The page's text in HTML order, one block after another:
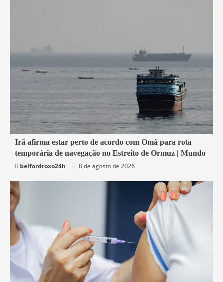
1 min read
Economia
Irã afirma estar perto de acordo com Omã para rota
temporária de navegação no Estreito de Ormuz | Mundo
belfordroxo24h
8 de agosto de 2026